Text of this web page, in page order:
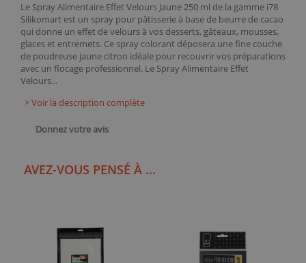
Le Spray Alimentaire Effet Velours Jaune 250 ml de la gamme i78
Silikomart est un spray pour pâtisserie à base de beurre de cacao
qui donne un effet de velours à vos desserts, gâteaux, mousses,
glaces et entremets. Ce spray colorant déposera une fine couche
de poudreuse jaune citron idéale pour recouvrir vos préparations
avec un flocage professionnel. Le Spray Alimentaire Effet
Velours...
> Voir la description complète
Donnez votre avis
AVEZ-VOUS PENSÉ À ...